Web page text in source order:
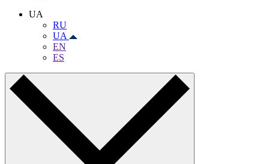
UA
RU
UA
EN
ES